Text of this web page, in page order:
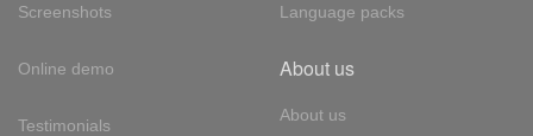
Screenshots
Online demo
Testimonials
Language packs
About us
About us